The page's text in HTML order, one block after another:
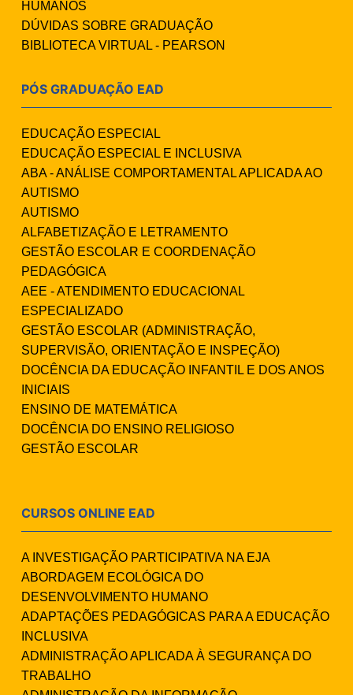
HUMANOS
DÚVIDAS SOBRE GRADUAÇÃO
BIBLIOTECA VIRTUAL - PEARSON
PÓS GRADUAÇÃO EAD
EDUCAÇÃO ESPECIAL
EDUCAÇÃO ESPECIAL E INCLUSIVA
ABA - ANÁLISE COMPORTAMENTAL APLICADA AO
AUTISMO
AUTISMO
ALFABETIZAÇÃO E LETRAMENTO
GESTÃO ESCOLAR E COORDENAÇÃO
PEDAGÓGICA
AEE - ATENDIMENTO EDUCACIONAL
ESPECIALIZADO
GESTÃO ESCOLAR (ADMINISTRAÇÃO,
SUPERVISÃO, ORIENTAÇÃO E INSPEÇÃO)
DOCÊNCIA DA EDUCAÇÃO INFANTIL E DOS ANOS
INICIAIS
ENSINO DE MATEMÁTICA
DOCÊNCIA DO ENSINO RELIGIOSO
GESTÃO ESCOLAR
CURSOS ONLINE EAD
A INVESTIGAÇÃO PARTICIPATIVA NA EJA
ABORDAGEM ECOLÓGICA DO
DESENVOLVIMENTO HUMANO
ADAPTAÇÕES PEDAGÓGICAS PARA A EDUCAÇÃO
INCLUSIVA
ADMINISTRAÇÃO APLICADA À SEGURANÇA DO
TRABALHO